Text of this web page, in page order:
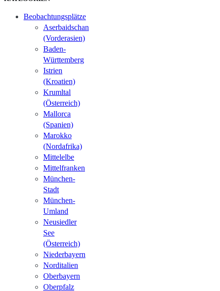
Beobachtungsplätze
Aserbaidschan
(Vorderasien)
Baden-
Württemberg
Istrien
(Kroatien)
Krumltal
(Österreich)
Mallorca
(Spanien)
Marokko
(Nordafrika)
Mittelelbe
Mittelfranken
München-
Stadt
München-
Umland
Neusiedler
See
(Österreich)
Niederbayern
Norditalien
Oberbayern
Oberpfalz